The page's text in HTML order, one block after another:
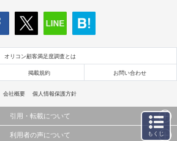
オリコン顧客満足度調査とは
掲載規約 お問い合わせ
会社概要 個人情報保護方針
引用・転載について
字、写真、イラスト、画像データ等）及びこれらの配置・
利用者の声について もくじ